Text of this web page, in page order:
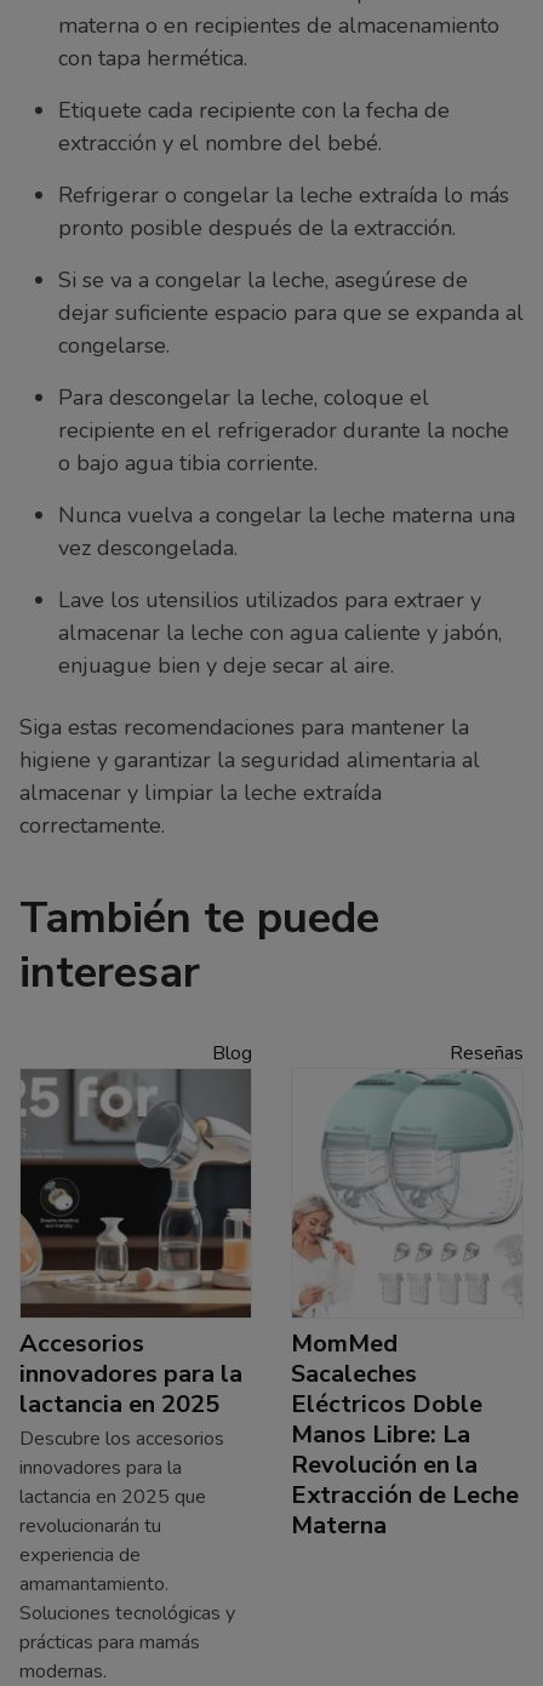
materna o en recipientes de almacenamiento
con tapa hermética.
Etiquete cada recipiente con la fecha de
extracción y el nombre del bebé.
Refrigerar o congelar la leche extraída lo más
pronto posible después de la extracción.
Si se va a congelar la leche, asegúrese de
dejar suficiente espacio para que se expanda al
congelarse.
Para descongelar la leche, coloque el
recipiente en el refrigerador durante la noche
o bajo agua tibia corriente.
Nunca vuelva a congelar la leche materna una
vez descongelada.
Lave los utensilios utilizados para extraer y
almacenar la leche con agua caliente y jabón,
enjuague bien y deje secar al aire.
Siga estas recomendaciones para mantener la
higiene y garantizar la seguridad alimentaria al
almacenar y limpiar la leche extraída
correctamente.
También te puede
interesar
Blog
Accesorios
innovadores para la
lactancia en 2025
Descubre los accesorios
innovadores para la
lactancia en 2025 que
revolucionarán tu
experiencia de
amamantamiento.
Soluciones tecnológicas y
prácticas para mamás
modernas.
Reseñas
MomMed
Sacaleches
Eléctricos Doble
Manos Libre: La
Revolución en la
Extracción de Leche
Materna